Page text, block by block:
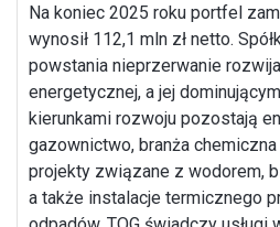
Na koniec 2025 roku portfel
wynosił 112,1 mln zł netto.
powstania nieprzerwanie
energetycznej, a jej
kierunkami rozwoju pozostają
gazownictwo, branża
projekty związane z wodorem,
a także instalacje termicznego